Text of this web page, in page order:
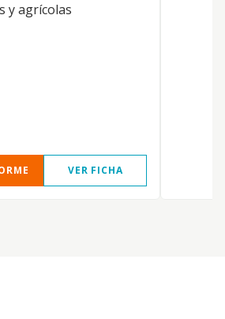
y agrícolas
VER FICHA